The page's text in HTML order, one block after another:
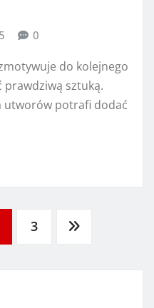
0
do kolejnego
prawdziwą sztuką.
utworów potrafi dodać
3